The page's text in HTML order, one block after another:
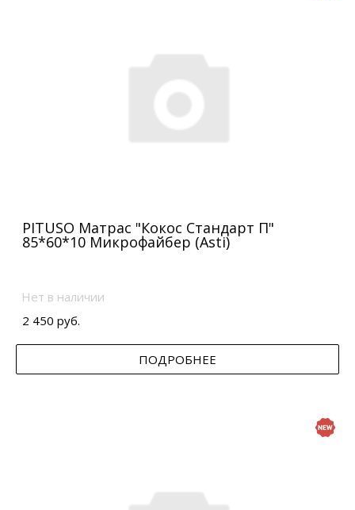
PITUSO Матрас "Кокос Стандарт П"
85*60*10 Микрофайбер (Asti)
Нет в наличии
2 450 руб.
ПОДРОБНЕЕ